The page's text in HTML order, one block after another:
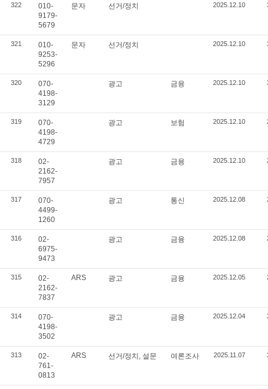
322
010-
9179-
5679
문자 선거/정치 2025.12.10
321
010-
9253-
5296
문자 선거/정치 2025.12.10
320
070-
4198-
3129
광고 금융 2025.12.10
319
070-
4198-
4729
광고 보험 2025.12.10
318
02-
2162-
7957
광고 금융 2025.12.10
317
070-
4499-
1260
광고 통신 2025.12.08
316
02-
6975-
9473
광고 금융 2025.12.08
315
02-
2162-
7837
ARS 광고 금융 2025.12.05
314
070-
4198-
3502
광고 금융 2025.12.04
313
02-
761-
0813
ARS 선거/정치, 설문 여론조사 2025.11.07